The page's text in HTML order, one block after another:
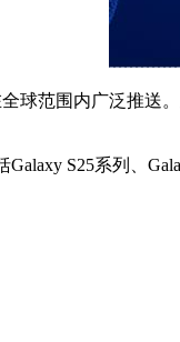
范围内广泛推送
S25系列、